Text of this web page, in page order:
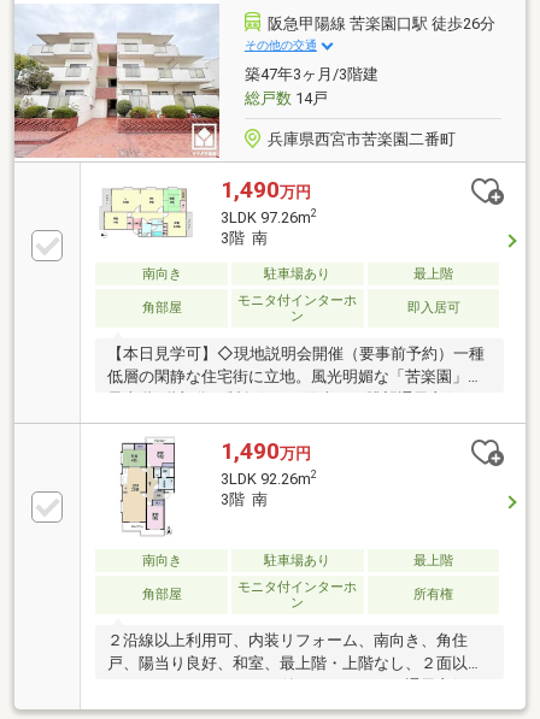
阪急甲陽線 苦楽園口駅 徒歩26分
その他の交通
築47年3ヶ月/3階建
総戸数14戸
兵庫県西宮市苦楽園二番町
1,490万円
3LDK 97.26m2
3階 南
南向き 駐車場あり 最上階
角部屋
モニタ付インターホ
ン
即入居可
【本日見学可】◇現地説明会開催（要事前予約）一種
低層の閑静な住宅街に立地。風光明媚な「苦楽園」。
最上階3階部分ん製角住戸で陽当たり眺望通風良好で
す。平成28年リフォーム履歴ございます。
1,490万円
3LDK 92.26m2
3階 南
南向き 駐車場あり 最上階
角部屋
モニタ付インターホ
ン
所有権
２沿線以上利用可、内装リフォーム、南向き、角住
戸、陽当り良好、和室、最上階・上階なし、２面以上
バルコニー、ＴＶモニタ付インターホン、通風良好、
眺望良好